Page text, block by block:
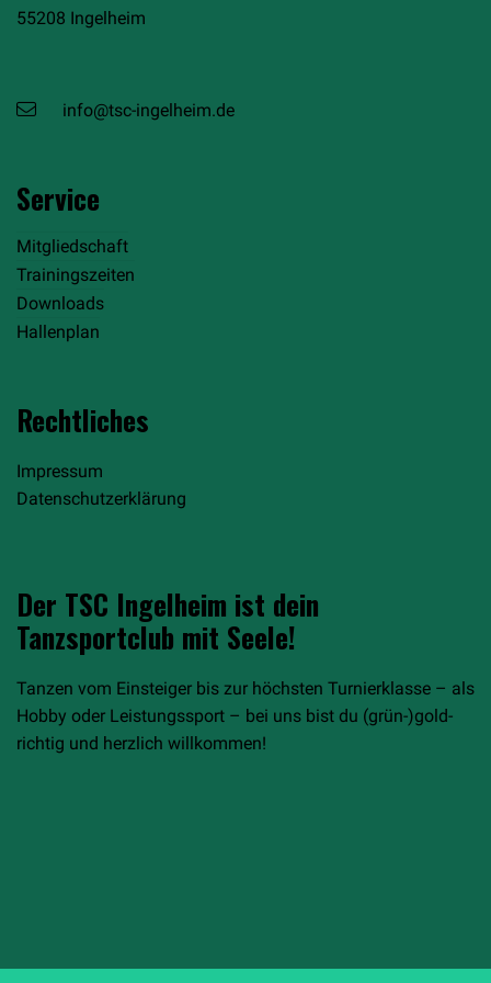
55208 Ingelheim
info@tsc-ingelheim.de
Service
Mitgliedschaft
Trainingszeiten
Downloads
Hallenplan
Rechtliches
Impressum
Datenschutzerklärung
Der TSC Ingelheim ist dein
Tanzsportclub mit Seele!
Tanzen vom Einsteiger bis zur höchsten Turnierklasse – als
Hobby oder Leistungssport – bei uns bist du (grün-)gold-
richtig und herzlich willkommen!